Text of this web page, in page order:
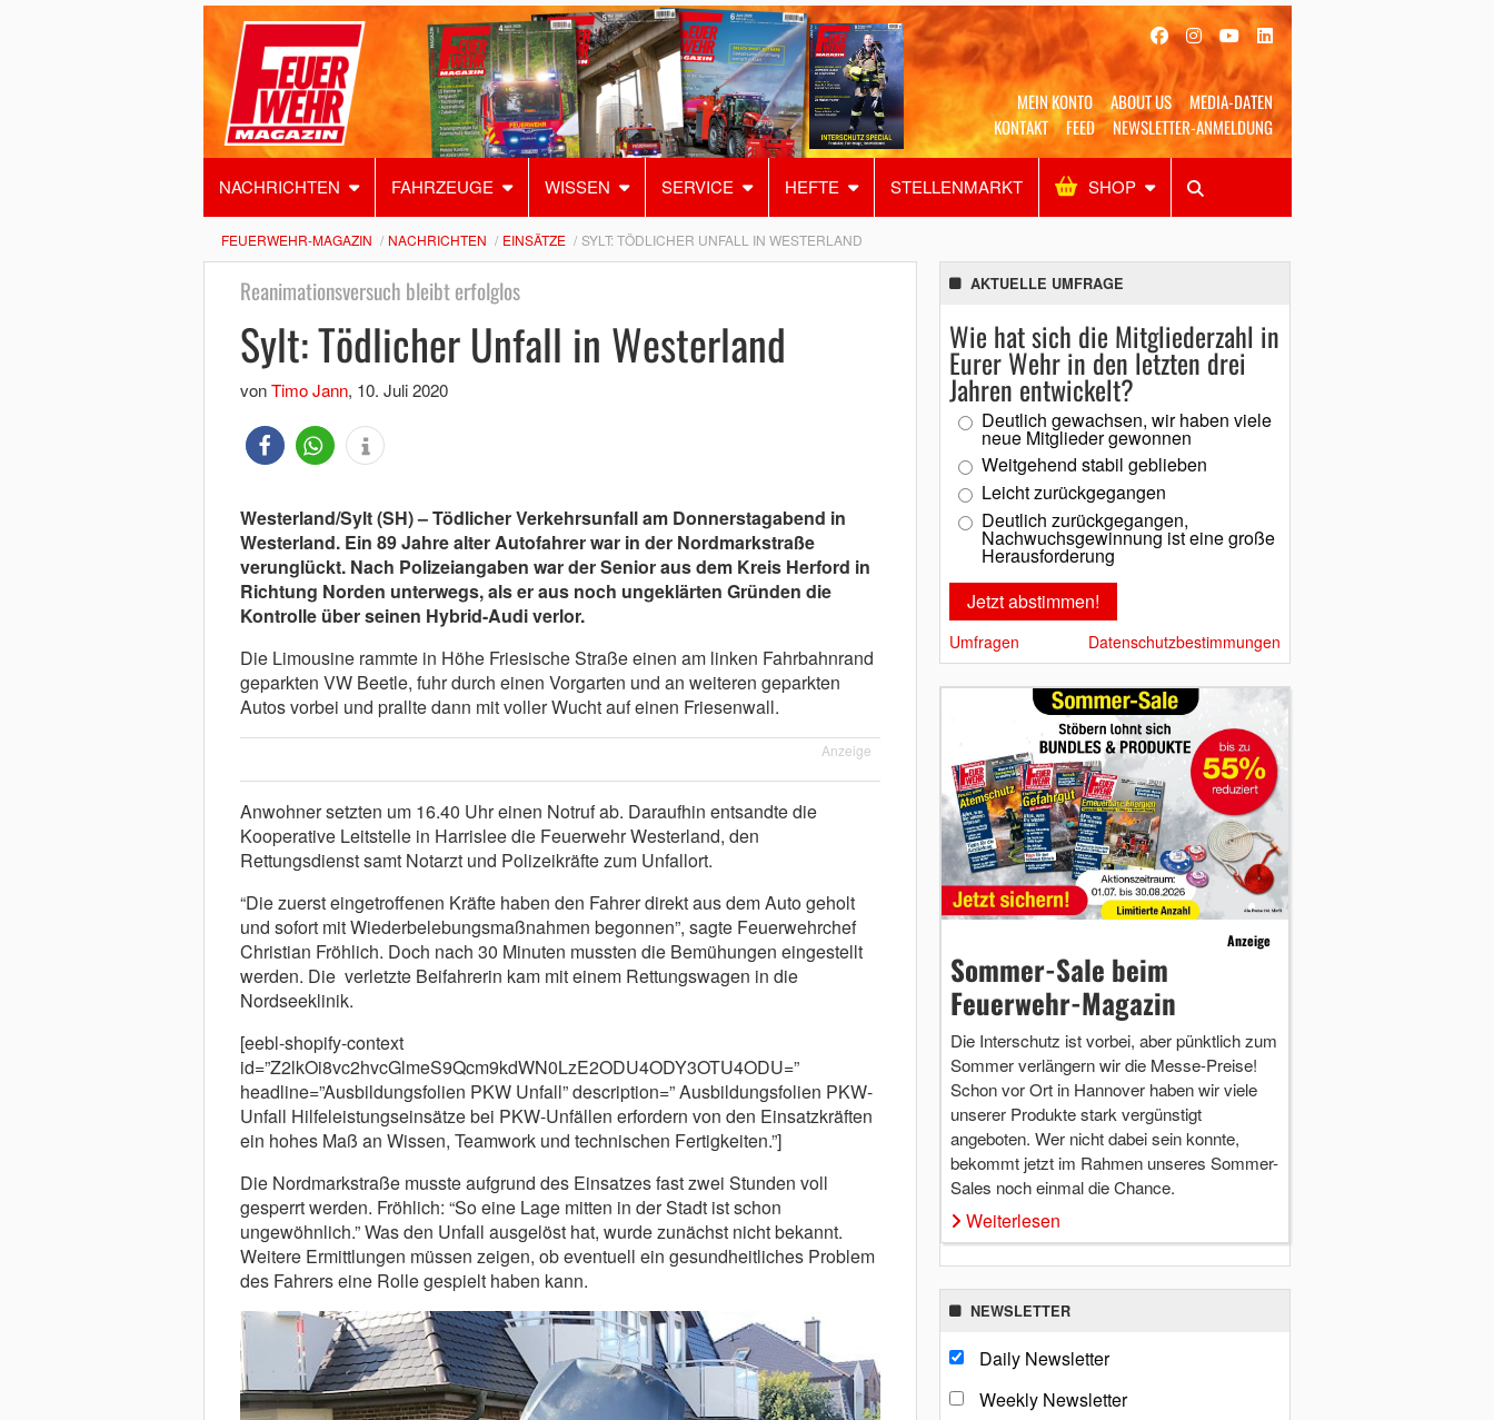
MEIN KONTO ABOUT US
MEDIA-DATEN
KONTAKT
FEED NEWSLETTER-ANMELDUNG
NACHRICHTEN FAHRZEUGE WISSEN SERVICE HEFTE STELLENMARKT SHOP
Alles Shop SUCHEN
FEUERWEHR-MAGAZIN NACHRICHTEN EINSÄTZE SYLT: TÖDLICHER UNFALL IN WESTERLAND
Reanimationsversuch bleibt erfolglos
Sylt: Tödlicher Unfall in Westerland
vonTimo Jann, 10. Juli 2020
Westerland/Sylt (SH) – Tödlicher Verkehrsunfall am Donnerstagabend in
Westerland. Ein 89 Jahre alter Autofahrer war in der Nordmarkstraße
verunglückt. Nach Polizeiangaben war der Senior aus dem Kreis Herford in
Richtung Norden unterwegs, als er aus noch ungeklärten Gründen die
Kontrolle über seinen Hybrid-Audi verlor.
Die Limousine rammte in Höhe Friesische Straße einen am linken Fahrbahnrand
geparkten VW Beetle, fuhr durch einen Vorgarten und an weiteren geparkten
Autos vorbei und prallte dann mit voller Wucht auf einen Friesenwall.
Anzeige
Anwohner setzten um 16.40 Uhr einen Notruf ab. Daraufhin entsandte die
Kooperative Leitstelle in Harrislee die Feuerwehr Westerland, den
Rettungsdienst samt Notarzt und Polizeikräfte zum Unfallort.
“Die zuerst eingetroffenen Kräfte haben den Fahrer direkt aus dem Auto geholt
und sofort mit Wiederbelebungsmaßnahmen begonnen”, sagte Feuerwehrchef
Christian Fröhlich. Doch nach 30 Minuten mussten die Bemühungen eingestellt
werden. Die verletzte Beifahrerin kam mit einem Rettungswagen in die
Nordseeklinik.
[eebl-shopify-context
id=”Z2lkOi8vc2hvcGlmeS9Qcm9kdWN0LzE2ODU4ODY3OTU4ODU=”
headline=”Ausbildungsfolien PKW Unfall” description=” Ausbildungsfolien PKW-
Unfall Hilfeleistungseinsätze bei PKW-Unfällen erfordern von den Einsatzkräften
ein hohes Maß an Wissen, Teamwork und technischen Fertigkeiten.”]
Die Nordmarkstraße musste aufgrund des Einsatzes fast zwei Stunden voll
gesperrt werden. Fröhlich: “So eine Lage mitten in der Stadt ist schon
ungewöhnlich.” Was den Unfall ausgelöst hat, wurde zunächst nicht bekannt.
Weitere Ermittlungen müssen zeigen, ob eventuell ein gesundheitliches Problem
des Fahrers eine Rolle gespielt haben kann.
AKTUELLE UMFRAGE
Wie hat sich die Mitgliederzahl in
Eurer Wehr in den letzten drei
Jahren entwickelt?
Deutlich gewachsen, wir haben viele
neue Mitglieder gewonnen
Weitgehend stabil geblieben
Leicht zurückgegangen
Deutlich zurückgegangen,
Nachwuchsgewinnung ist eine große
Herausforderung
Umfragen Datenschutzbestimmungen
Anzeige
Sommer-Sale beim
Feuerwehr-Magazin
Die Interschutz ist vorbei, aber pünktlich zum
Sommer verlängern wir die Messe-Preise!
Schon vor Ort in Hannover haben wir viele
unserer Produkte stark vergünstigt
angeboten. Wer nicht dabei sein konnte,
bekommt jetzt im Rahmen unseres Sommer-
Sales noch einmal die Chance.
Weiterlesen
NEWSLETTER
Daily Newsletter
Weekly Newsletter